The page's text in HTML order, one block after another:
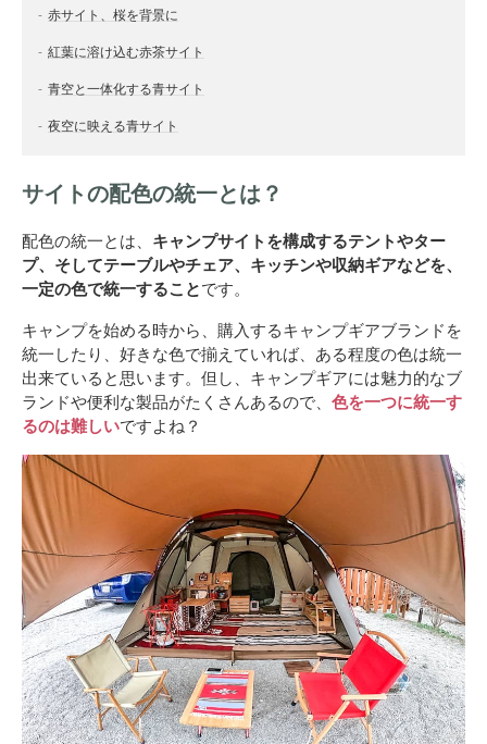
赤サイト、桜を背景に
紅葉に溶け込む赤茶サイト
青空と一体化する青サイト
夜空に映える青サイト
サイトの配色の統一とは？
配色の統一とは、 キャンプサイトを構成するテントやター
プ、そしてテーブルやチェア、キッチンや収納ギアなどを、
一定の色で統一することです。
キャンプを始める時から、購入するキャンプギアブランドを
統一したり、好きな色で揃えていれば、ある程度の色は統一
出来ていると思います。但し、キャンプギアには魅力的なブ
ランドや便利な製品がたくさんあるので、 色を一つに統一す
るのは難しいですよね？